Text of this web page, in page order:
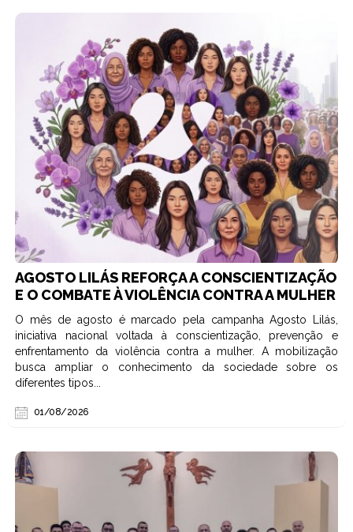
AGOSTO LILÁS REFORÇA A CONSCIENTIZAÇÃO
E O COMBATE À VIOLÊNCIA CONTRA A MULHER
O mês de agosto é marcado pela campanha Agosto Lilás,
iniciativa nacional voltada à conscientização, prevenção e
enfrentamento da violência contra a mulher. A mobilização
busca ampliar o conhecimento da sociedade sobre os
diferentes tipos...
01/08/2026